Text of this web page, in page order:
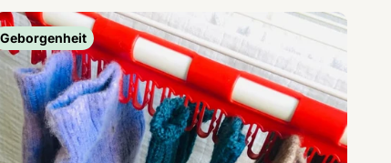
Geborgenheit